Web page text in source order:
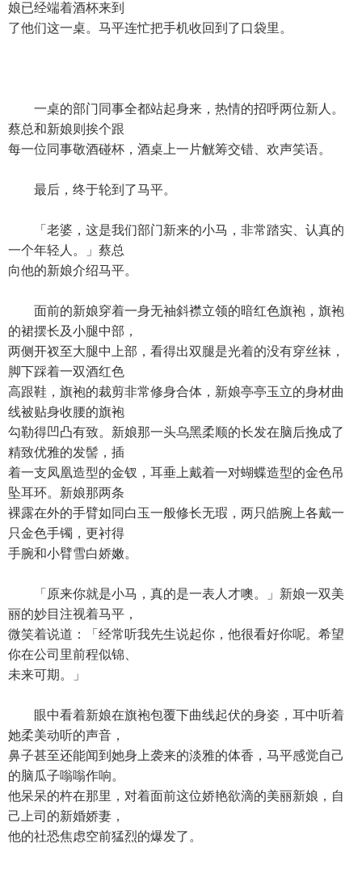
娘已经端着酒杯来到
了他们这一桌。马平连忙把手机收回到了口袋里。
一桌的部门同事全都站起身来，热情的招呼两位新人。
蔡总和新娘则挨个跟
每一位同事敬酒碰杯，酒桌上一片觥筹交错、欢声笑语。
最后，终于轮到了马平。
「老婆，这是我们部门新来的小马，非常踏实、认真的
一个年轻人。」蔡总
向他的新娘介绍马平。
面前的新娘穿着一身无袖斜襟立领的暗红色旗袍，旗袍
的裙摆长及小腿中部，
两侧开衩至大腿中上部，看得出双腿是光着的没有穿丝袜，
脚下踩着一双酒红色
高跟鞋，旗袍的裁剪非常修身合体，新娘亭亭玉立的身材曲
线被贴身收腰的旗袍
勾勒得凹凸有致。新娘那一头乌黑柔顺的长发在脑后挽成了
精致优雅的发髻，插
着一支凤凰造型的金钗，耳垂上戴着一对蝴蝶造型的金色吊
坠耳环。新娘那两条
裸露在外的手臂如同白玉一般修长无瑕，两只皓腕上各戴一
只金色手镯，更衬得
手腕和小臂雪白娇嫩。
「原来你就是小马，真的是一表人才噢。」新娘一双美
丽的妙目注视着马平，
微笑着说道：「经常听我先生说起你，他很看好你呢。希望
你在公司里前程似锦、
未来可期。」
眼中看着新娘在旗袍包覆下曲线起伏的身姿，耳中听着
她柔美动听的声音，
鼻子甚至还能闻到她身上袭来的淡雅的体香，马平感觉自己
的脑瓜子嗡嗡作响。
他呆呆的杵在那里，对着面前这位娇艳欲滴的美丽新娘，自
己上司的新婚娇妻，
他的社恐焦虑空前猛烈的爆发了。